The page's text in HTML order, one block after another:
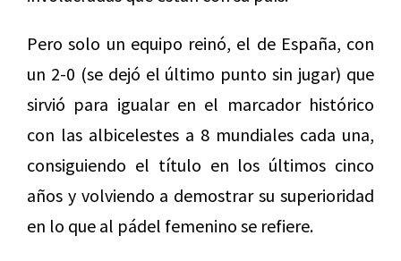
Pero solo un equipo reinó, el de España, con
un 2-0 (se dejó el último punto sin jugar) que
sirvió para igualar en el marcador histórico
con las albicelestes a 8 mundiales cada una,
consiguiendo el título en los últimos cinco
años y volviendo a demostrar su superioridad
en lo que al pádel femenino se refiere.